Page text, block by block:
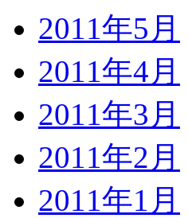
2011年5月
2011年4月
2011年3月
2011年2月
2011年1月